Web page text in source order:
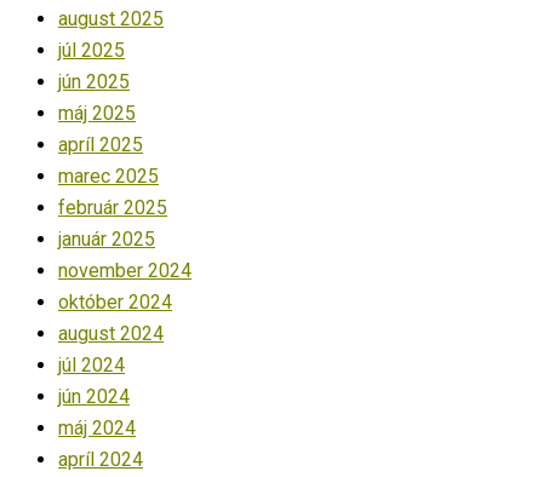
august 2025
júl 2025
jún 2025
máj 2025
apríl 2025
marec 2025
február 2025
január 2025
november 2024
október 2024
august 2024
júl 2024
jún 2024
máj 2024
apríl 2024